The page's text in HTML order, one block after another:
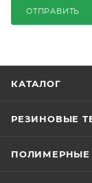
ОТПРАВИТЬ
КАТАЛОГ
РЕЗИНОВЫЕ
ПОЛИМЕРНЫЕ